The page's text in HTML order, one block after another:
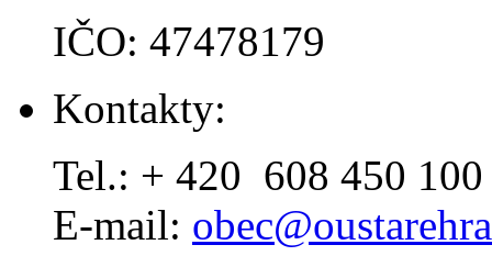
IČO: 47478179
Kontakty:
Tel.: + 420 608 450 100
E-mail: